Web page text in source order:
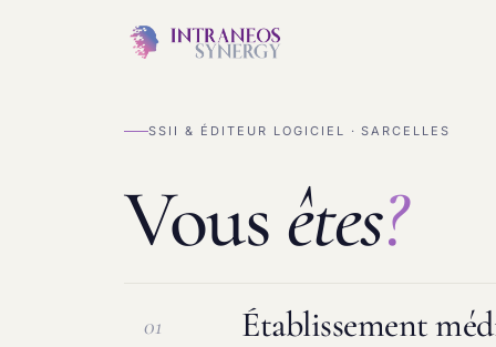
SSII & ÉDITEUR LOGICIEL · SARCELLES
Vousêtes?
01 Établissement